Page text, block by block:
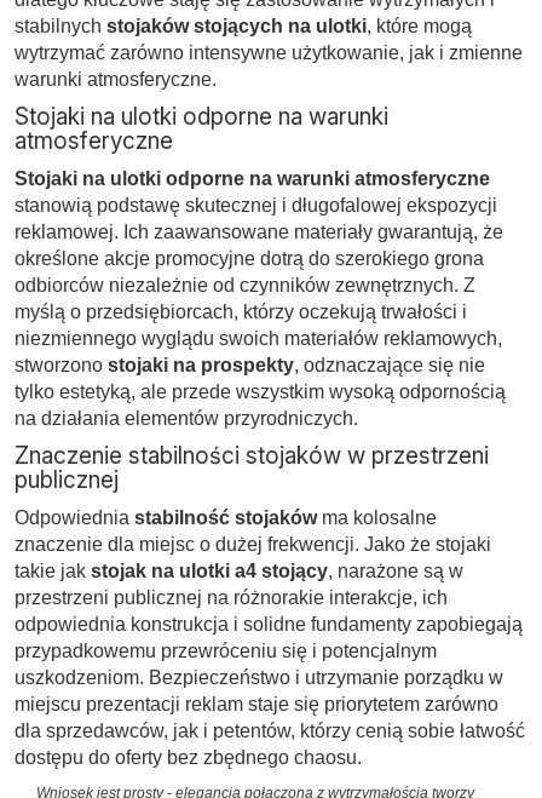
stabilnych stojaków stojących na ulotki, które mogą
wytrzymać zarówno intensywne użytkowanie, jak i zmienne
warunki atmosferyczne.
Stojaki na ulotki odporne na warunki
atmosferyczne
Stojaki na ulotki odporne na warunki atmosferyczne
stanowią podstawę skutecznej i długofalowej ekspozycji
reklamowej. Ich zaawansowane materiały gwarantują, że
określone akcje promocyjne dotrą do szerokiego grona
odbiorców niezależnie od czynników zewnętrznych. Z
myślą o przedsiębiorcach, którzy oczekują trwałości i
niezmiennego wyglądu swoich materiałów reklamowych,
stworzono stojaki na prospekty, odznaczające się nie
tylko estetyką, ale przede wszystkim wysoką odpornością
na działania elementów przyrodniczych.
Znaczenie stabilności stojaków w przestrzeni
publicznej
Odpowiednia stabilność stojakówma kolosalne
znaczenie dla miejsc o dużej frekwencji. Jako że stojaki
takie jak stojak na ulotki a4 stojący, narażone są w
przestrzeni publicznej na różnorakie interakcje, ich
odpowiednia konstrukcja i solidne fundamenty zapobiegają
przypadkowemu przewróceniu się i potencjalnym
uszkodzeniom. Bezpieczeństwo i utrzymanie porządku w
miejscu prezentacji reklam staje się priorytetem zarówno
dla sprzedawców, jak i petentów, którzy cenią sobie łatwość
dostępu do oferty bez zbędnego chaosu.
Wniosek jest prosty - elegancja połączona z wytrzymałością tworzy